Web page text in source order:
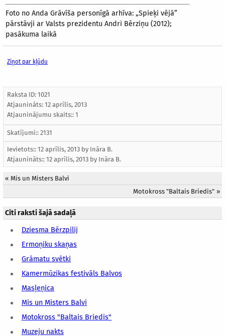
Foto no Anda Grāvīša personīgā arhīva: „Spieķi vējā”
pārstāvji ar Valsts prezidentu Andri Bērziņu (2012);
pasākuma laikā
Ziņot par kļūdu
Raksta ID: 1021
Atjaunināts: 12 aprīlis, 2013
Atjauninājumu skaits:: 1
Skatījumi:: 2131
Ievietots:: 12 aprīlis, 2013 by Ināra B.
Atjaunināts:: 12 aprīlis, 2013 by Ināra B.
« Mis un Misters Balvi
Motokross "Baltais Briedis" »
Citi raksti šajā sadaļā
Dziesma Bērzpilij
Ermoņiku skaņas
Grāmatu svētki
Kamermūzikas festivāls Balvos
Masļeņica
Mis un Misters Balvi
Motokross "Baltais Briedis"
Muzeju nakts